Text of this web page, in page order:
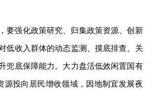
要强化政策研究、归集政策资源、创新
低收入群体的动态监测、摸底排查、关
兜底保障能力。大力盘活低效闲置国有
源投向居民增收领域，因地制宜发展夜